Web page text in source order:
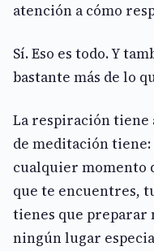
atención a cómo
Sí. Eso es todo. Y
bastante más de lo
La respiración tiene
de meditación
cualquier momento
que te encuentres,
tienes que preparar
ningún lugar